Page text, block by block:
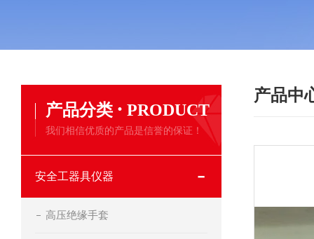
产品分类 · PRODUCT
我们相信优质的产品是信誉的保证！
安全工器具仪器
高压绝缘手套
产品中